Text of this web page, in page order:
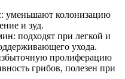
уменьшают колонизацию
и зуд.
подходят при легкой и
ухода.
пролиферацию
грибов, полезен при